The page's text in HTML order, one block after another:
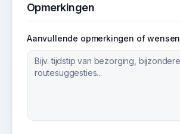
Opmerkingen
Aanvullende opmerkingen of wensen